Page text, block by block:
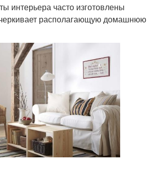
интерьера часто изготовлены
располагающую домашнюю